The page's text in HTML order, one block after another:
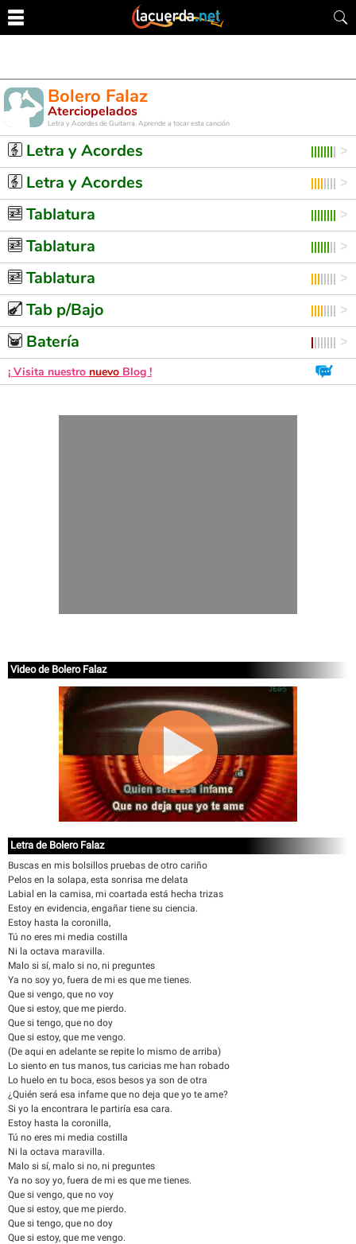
Bolero Falaz
Aterciopelados
Letra y Acordes de Guitarra. Aprende a tocar esta canción
Letra y Acordes
Letra y Acordes
Tablatura
Tablatura
Tablatura
Tab p/Bajo
Batería
¡ Visita nuestro nuevo Blog !
Video de Bolero Falaz
Letra de Bolero Falaz
Buscas en mis bolsillos pruebas de otro cariño
Pelos en la solapa, esta sonrisa me delata
Labial en la camisa, mi coartada está hecha trizas
Estoy en evidencia, engañar tiene su ciencia.
Estoy hasta la coronilla,
Tú no eres mi media costilla
Ni la octava maravilla.
Malo si sí, malo si no, ni preguntes
Ya no soy yo, fuera de mi es que me tienes.
Que si vengo, que no voy
Que si estoy, que me pierdo.
Que si tengo, que no doy
Que si estoy, que me vengo.
(De aqui en adelante se repite lo mismo de arriba)
Lo siento en tus manos, tus caricias me han robado
Lo huelo en tu boca, esos besos ya son de otra
¿Quién será esa infame que no deja que yo te ame?
Si yo la encontrara le partiría esa cara.
Estoy hasta la coronilla,
Tú no eres mi media costilla
Ni la octava maravilla.
Malo si sí, malo si no, ni preguntes
Ya no soy yo, fuera de mi es que me tienes.
Que si vengo, que no voy
Que si estoy, que me pierdo.
Que si tengo, que no doy
Que si estoy, que me vengo.